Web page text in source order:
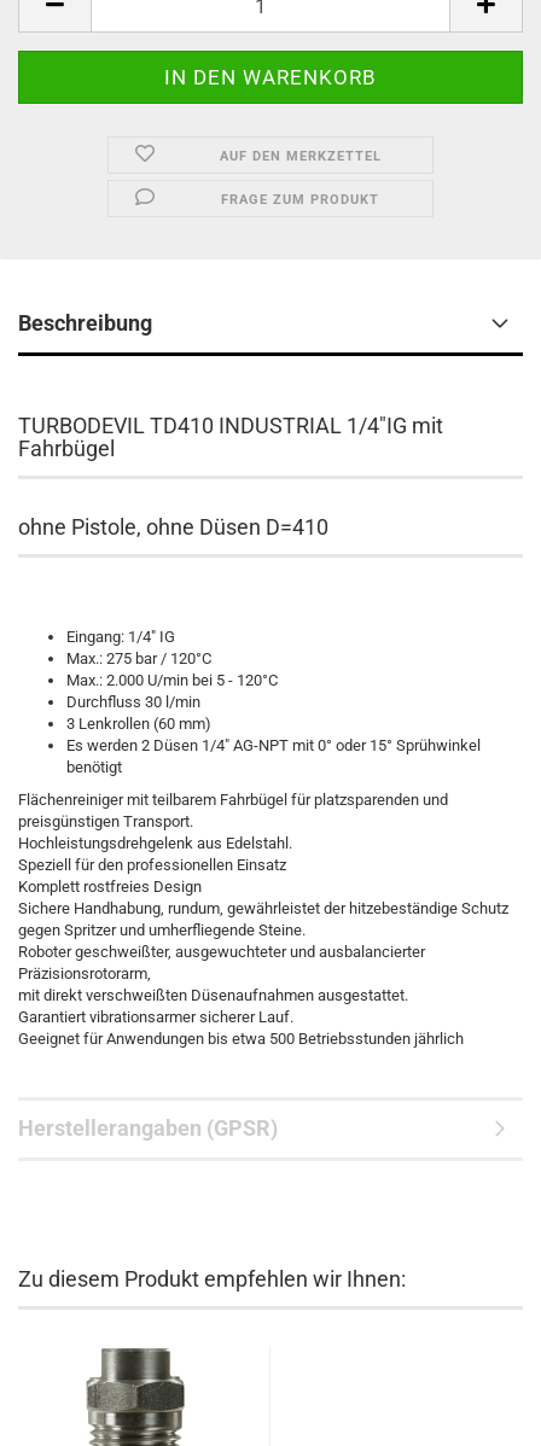
AUF DEN MERKZETTEL
FRAGE ZUM PRODUKT
Beschreibung
TURBODEVIL TD410 INDUSTRIAL 1/4"IG mit
Fahrbügel
ohne Pistole, ohne Düsen D=410
Eingang: 1/4" IG
Max.: 275 bar / 120°C
Max.: 2.000 U/min bei 5 - 120°C
Durchfluss 30 l/min
3 Lenkrollen (60 mm)
Es werden 2 Düsen 1/4" AG-NPT mit 0° oder 15° Sprühwinkel
benötigt
Flächenreiniger mit teilbarem Fahrbügel für platzsparenden und
preisgünstigen Transport.
Hochleistungsdrehgelenk aus Edelstahl.
Speziell für den professionellen Einsatz
Komplett rostfreies Design
Sichere Handhabung, rundum, gewährleistet der hitzebeständige Schutz
gegen Spritzer und umherfliegende Steine.
Roboter geschweißter, ausgewuchteter und ausbalancierter
Präzisionsrotorarm,
mit direkt verschweißten Düsenaufnahmen ausgestattet.
Garantiert vibrationsarmer sicherer Lauf.
Geeignet für Anwendungen bis etwa 500 Betriebsstunden jährlich
Herstellerangaben (GPSR)
Zu diesem Produkt empfehlen wir Ihnen: